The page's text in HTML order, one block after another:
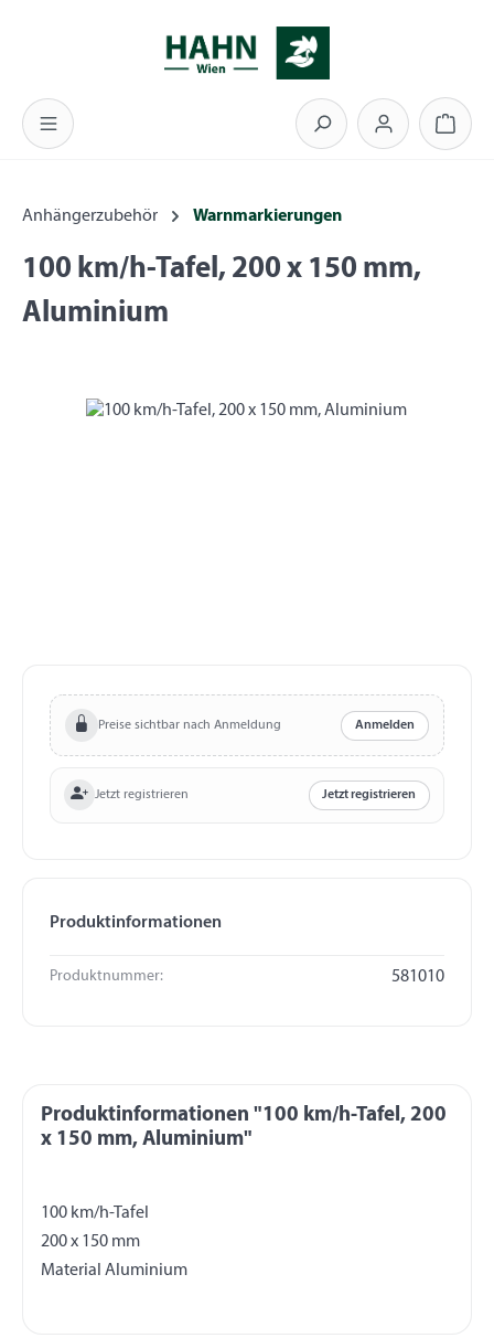
Anhängerzubehör Warnmarkierungen
100 km/h-Tafel, 200 x 150 mm,
Aluminium
Bildergalerie überspringen
Preise sichtbar nach Anmeldung Anmelden
Jetzt registrieren Jetzt registrieren
Produktinformationen
Produktnummer: 581010
Produktinformationen "100 km/h-Tafel, 200
x 150 mm, Aluminium"
100 km/h-Tafel
200 x 150 mm